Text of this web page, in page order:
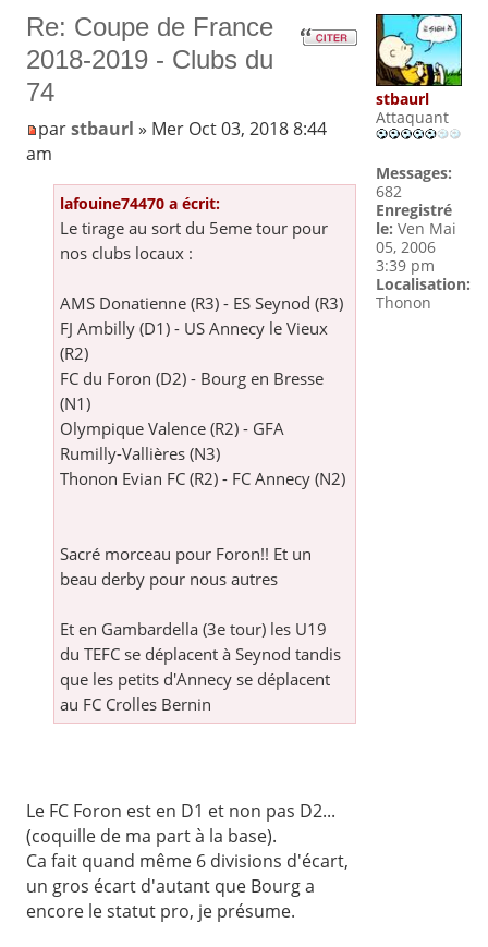
Re: Coupe de France
2018-2019 - Clubs du
74
parstbaurl » Mer Oct 03, 2018 8:44
am
lafouine74470 a écrit:
Le tirage au sort du 5eme tour pour
nos clubs locaux :
AMS Donatienne (R3) - ES Seynod (R3)
FJ Ambilly (D1) - US Annecy le Vieux
(R2)
FC du Foron (D2) - Bourg en Bresse
(N1)
Olympique Valence (R2) - GFA
Rumilly-Vallières (N3)
Thonon Evian FC (R2) - FC Annecy (N2)
Sacré morceau pour Foron!! Et un
beau derby pour nous autres
Et en Gambardella (3e tour) les U19
du TEFC se déplacent à Seynod tandis
que les petits d'Annecy se déplacent
au FC Crolles Bernin
Le FC Foron est en D1 et non pas D2...
(coquille de ma part à la base).
Ca fait quand même 6 divisions d'écart,
un gros écart d'autant que Bourg a
encore le statut pro, je présume.
stbaurl
Attaquant
Messages:
682
Enregistré
le: Ven Mai
05, 2006
3:39 pm
Localisation:
Thonon